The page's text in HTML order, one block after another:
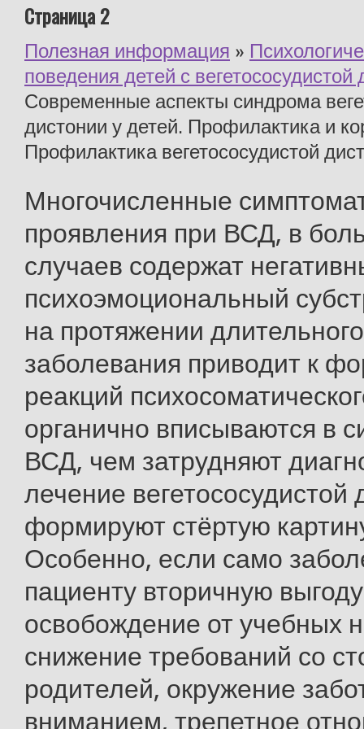
Страница 2
Полезная информация »
поведения детей с вегетососудистой
Современные аспекты синдрома
дистонии у детей. Профилактика и
Профилактика вегетососудистой
Многочисленные
проявления при ВСД, в
случаев содержат
психоэмоциональный
на протяжении
заболевания приводит к
реакций
органично вписываются в
ВСД, чем затрудняют
лечение вегетососудистой
формируют стёртую
Особенно, если само
пациенту вторичную
освобождение от учебных
снижение требований со
родителей, окружение
вниманием, трепетное